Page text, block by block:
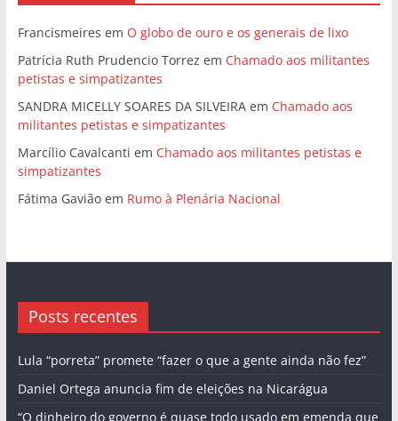
Francismeires em O globo de ouro e os generais de lixo
Patrícia Ruth Prudencio Torrez em Chamado aos militantes
petistas e simpatizantes
SANDRA MICELLY SOARES DA SILVEIRAem Chamado aos
militantes petistas e simpatizantes
Marcílio Cavalcanti em Chamado aos militantes petistas e
simpatizantes
Fátima Gaviãoem Rumo à Plenária Nacional
Posts recentes
Lula “porreta” promete “fazer o que a gente ainda não fez”
Daniel Ortega anuncia fim de eleições na Nicarágua
“O dinheiro do governo é quase todo usado em emenda que